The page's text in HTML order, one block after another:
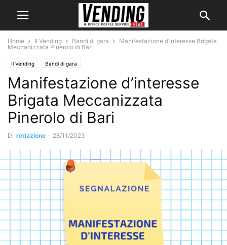
Home Il Vending Bandi di gara
Manifestazione d’interesse Brigata
Meccanizzata Pinerolo di Bari
Il Vending Bandi di gara
Manifestazione d’interesse
Brigata Meccanizzata
Pinerolo di Bari
Di redazione - 28/11/2023